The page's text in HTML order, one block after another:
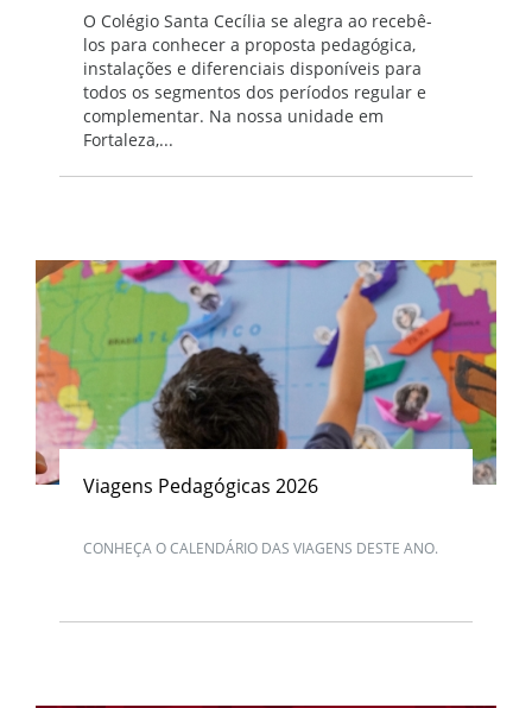
O Colégio Santa Cecília se alegra ao recebê-
los para conhecer a proposta pedagógica,
instalações e diferenciais disponíveis para
todos os segmentos dos períodos regular e
complementar. Na nossa unidade em
Fortaleza,...
Viagens Pedagógicas 2026
CONHEÇA O CALENDÁRIO DAS VIAGENS DESTE ANO.